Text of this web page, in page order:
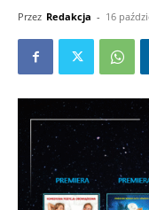
Przez Redakcja - 16